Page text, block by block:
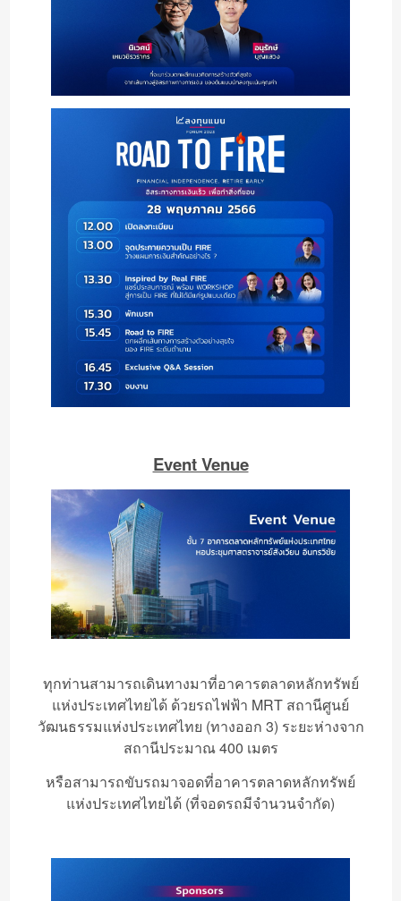
Event Venue
ทุกท่านสามารถเดินทางมาที่อาคารตลาดหลักทรัพย์
แห่งประเทศไทยได้ ด้วยรถไฟฟ้า MRT สถานีศูนย์
วัฒนธรรมแห่งประเทศไทย (ทางออก 3) ระยะห่างจาก
สถานีประมาณ 400 เมตร
หรือสามารถขับรถมาจอดที่อาคารตลาดหลักทรัพย์
แห่งประเทศไทยได้ (ที่จอดรถมีจำนวนจำกัด)